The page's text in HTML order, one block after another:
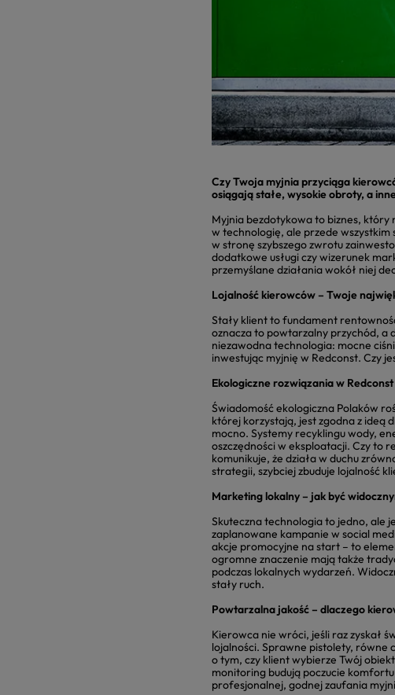
Czy Twoja myjnia przyciąga
osiągają stałe, wysokie obroty, a
Myjnia bezdotykowa to biznes, który
w technologię, ale przede
w stronę szybszego zwrotu
dodatkowe usługi czy wizerunek
przemyślane działania wokół niej
Lojalność kierowców – Twoje
Stały klient to fundament
oznacza to powtarzalny przychód, a
niezawodna technologia: mocne
inwestując myjnię w Redconst. Czy
Ekologiczne rozwiązania w Redconst
Świadomość ekologiczna Polaków
której korzystają, jest zgodna z ideą
mocno. Systemy recyklingu wody,
oszczędności w eksploatacji. Czy to
komunikuje, że działa w duchu
strategii, szybciej zbuduje lojalność
Marketing lokalny – jak być
Skuteczna technologia to jedno, ale
zaplanowane kampanie w social
akcje promocyjne na start – to
ogromne znaczenie mają także
podczas lokalnych wydarzeń.
stały ruch.
Powtarzalna jakość – dlaczego
Kierowca nie wróci, jeśli raz zyskał
lojalności. Sprawne pistolety, równe
o tym, czy klient wybierze Twój
monitoring budują poczucie
profesjonalnej, godnej zaufania